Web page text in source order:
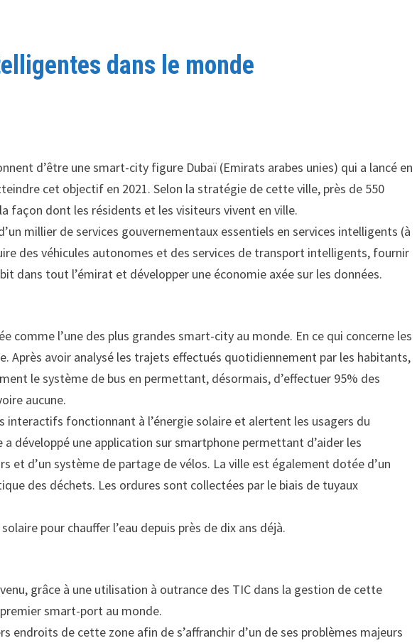
dans le monde
d’être une smart-city figure Dubaï (Emirats arabes unies) qui a lancé en
cet objectif en 2021. Selon la stratégie de cette ville, près de 550
façon dont les résidents et les visiteurs vivent en ville.
millier de services gouvernementaux essentiels en services intelligents (à
des véhicules autonomes et des services de transport intelligents, fournir
dans tout l’émirat et développer une économie axée sur les données.
comme l’une des plus grandes smart-city au monde. En ce qui concerne les
Après avoir analysé les trajets effectués quotidiennement par les habitants,
le système de bus en permettant, désormais, d’effectuer 95% des
aucune.
interactifs fonctionnant à l’énergie solaire et alertent les usagers du
a développé une application sur smartphone permettant d’aider les
et d’un système de partage de vélos. La ville est également dotée d’un
des déchets. Les ordures sont collectées par le biais de tuyaux
pour chauffer l’eau depuis près de dix ans déjà.
grâce à une utilisation à outrance des TIC dans la gestion de cette
smart-port au monde.
endroits de cette zone afin de s’affranchir d’un de ses problèmes majeurs